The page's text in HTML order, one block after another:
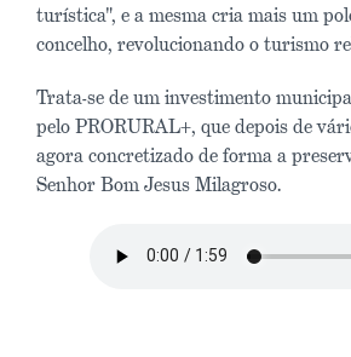
turística", e a mesma cria mais um
concelho, revolucionando o turismo
Trata-se de um investimento
pelo PRORURAL+, que depois de
agora concretizado de forma a
Senhor Bom Jesus Milagroso.